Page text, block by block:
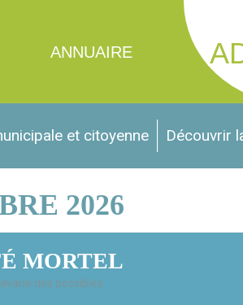
ANNUAIRE
et citoyenne Découvrir
2026
MORTEL
des possibles